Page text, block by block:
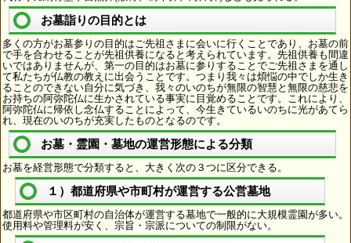
お墓詣りの目的とは
多くの方がお墓参りの目的はご先祖さまに会いに行くことであり、お墓の前
で手を合わせることが先祖供養になると考えられています。先祖供養も間違
いではありませんが、第一の目的はお墓に参りすることでご先祖さまを通し
て私たちが仏教の教えに出会うことです。つまり我々は煩悩の中でしか生き
ることのできない自分に気づき、我々のいのちが無限の智慧と無限の慈悲を
お持ちの阿弥陀仏に生かされている事実に目覚めることです。これにより、
阿弥陀仏に帰依し念仏することによって、今生きているいのちに光があてら
れ、現在のいのちが充実したものとなるのです。
お墓・霊園・墓地の運営形態による分類
お墓を経営形態で分類すると、大きく次の３つに区分できる。
１）都道府県や市町村が運営する公営墓地
都道府県や市区町村の自治体が運営する墓地で一般的に大規模霊園が多い。
使用料や管理料が安く、宗旨・宗派についての制限がない。